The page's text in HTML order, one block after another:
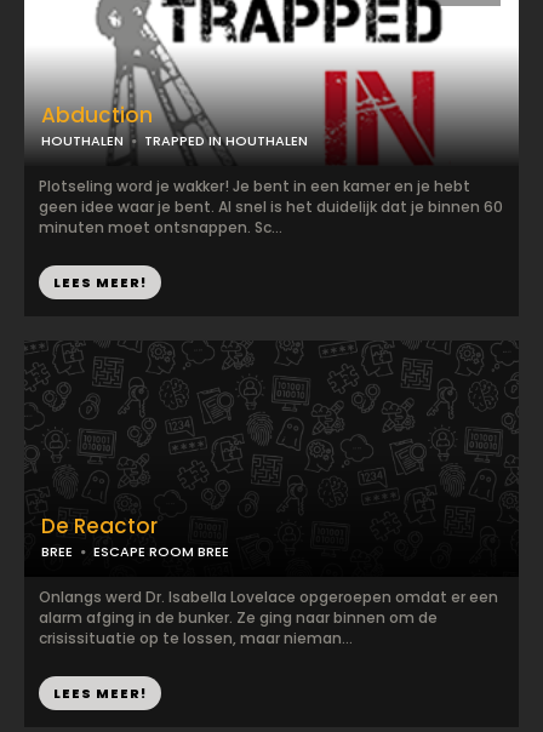
Abduction
HOUTHALEN TRAPPED IN HOUTHALEN
Plotseling word je wakker! Je bent in een kamer en je hebt
geen idee waar je bent. Al snel is het duidelijk dat je binnen 60
minuten moet ontsnappen. Sc...
LEES MEER!
De Reactor
BREE ESCAPE ROOM BREE
Onlangs werd Dr. Isabella Lovelace opgeroepen omdat er een
alarm afging in de bunker. Ze ging naar binnen om de
crisissituatie op te lossen, maar nieman...
LEES MEER!